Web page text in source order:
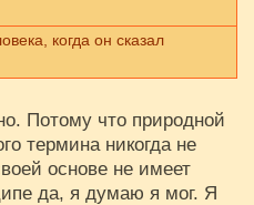
когда он сказал
Потому что природной
термина никогда не
основе не имеет
да, я думаю я мог. Я